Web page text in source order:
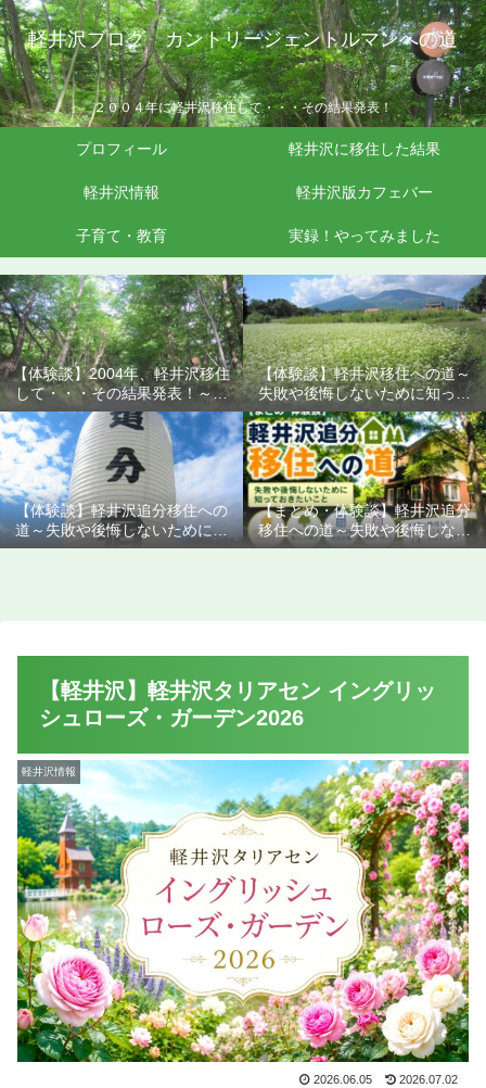
軽井沢ブログ カントリージェントルマンへの道
２００４年に軽井沢移住して・・・その結果発表！
プロフィール 軽井沢に移住した結果
軽井沢情報 軽井沢版カフェバー
子育て・教育 実録！やってみました
【体験談】2004年、軽井沢移住
して・・・その結果発表！～失
敗や後悔しないために知ってお
きたいこと
【体験談】軽井沢移住への道～
失敗や後悔しないために知って
おきたいこと
【体験談】軽井沢追分移住への
道～失敗や後悔しないために知
っておきたいこと
【まとめ・体験談】軽井沢追分
移住への道～失敗や後悔しない
ために知っておきたいこと
【軽井沢】軽井沢タリアセン イングリッ
シュローズ・ガーデン2026
軽井沢情報
2026.06.05 2026.07.02